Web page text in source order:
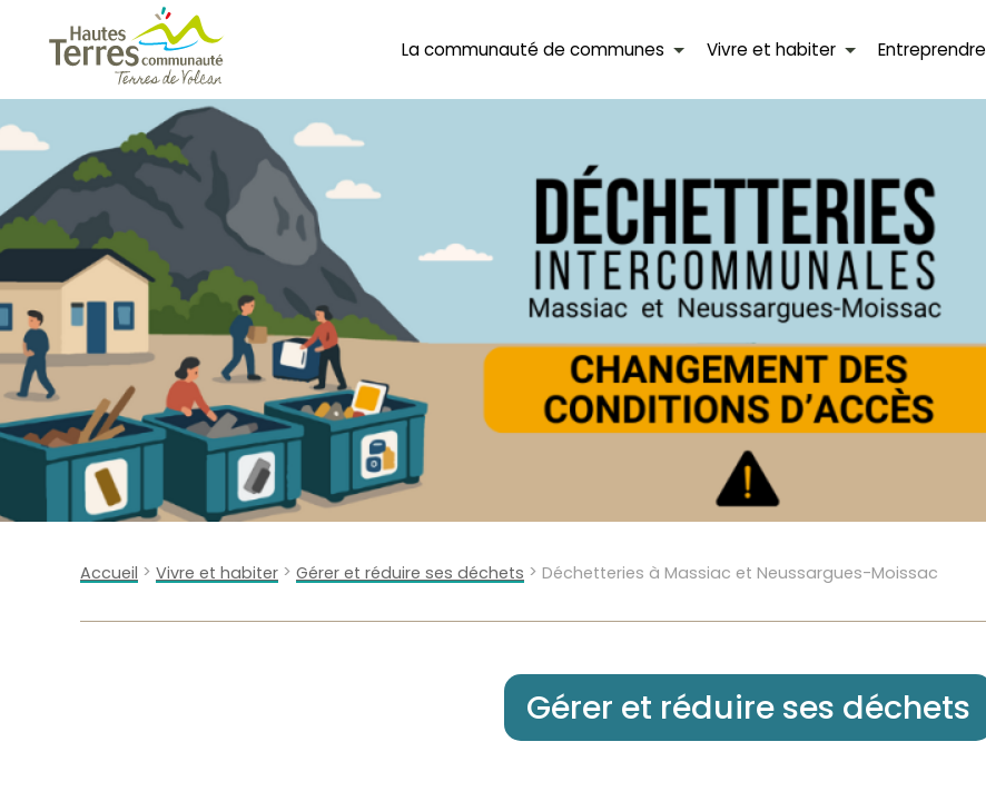
La communauté de communes Vivre et habiter Entreprendre
Accueil > Vivre et habiter > Gérer et réduire ses déchets > Déchetteries à Massiac et Neussargues-Moissac
Gérer et réduire ses déchets